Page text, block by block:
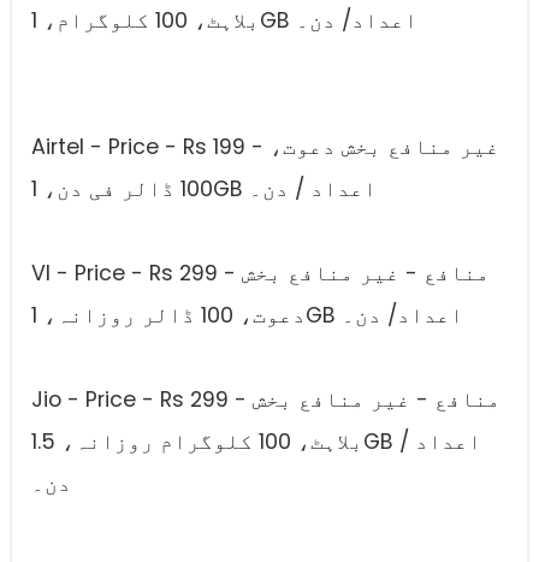
بلاہٹ، 100 کلوگرام، 1GB اعداد/ دن۔
Airtel - Price - Rs 199 - غیر منافع بخش دعوت،
100 ڈالر فی دن، 1GB اعداد / دن۔
VI - Price - Rs 299 - منافع - غیر منافع بخش
دعوت، 100 ڈالر روزانہ، 1GB اعداد/ دن۔
Jio - Price - Rs 299 - منافع - غیر منافع بخش
بلاہٹ، 100 کلوگرام روزانہ، 1.5GB اعداد /
دن۔